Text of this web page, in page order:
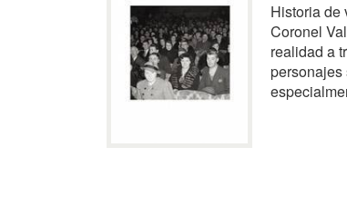
Historia de
Coronel
realidad a
personajes